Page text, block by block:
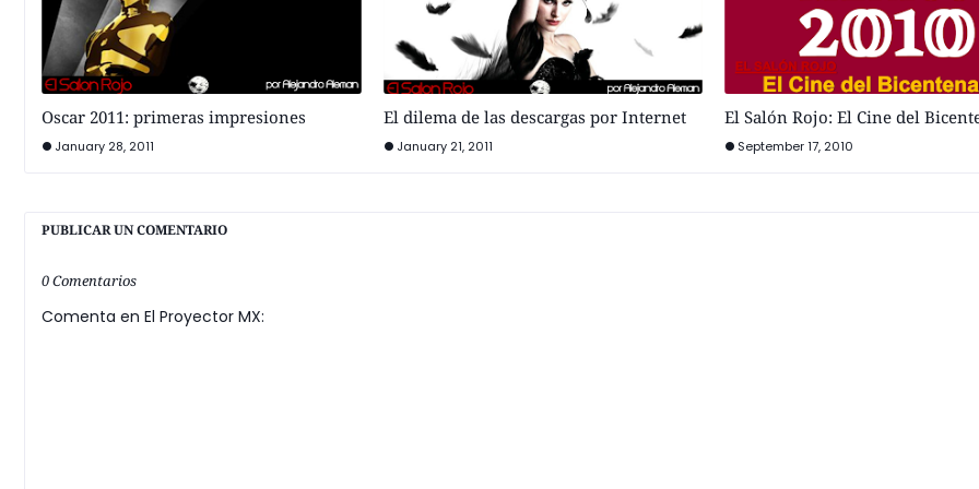
Oscar 2011: primeras impresiones
January 28, 2011
El dilema de las descargas por Internet
January 21, 2011
El Salón Rojo: El Cine del
September 17, 2010
PUBLICAR UN COMENTARIO
0 Comentarios
Comenta en El Proyector MX: